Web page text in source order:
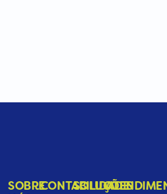
SOBRECONTABILIDADE
SOLUÇÕES